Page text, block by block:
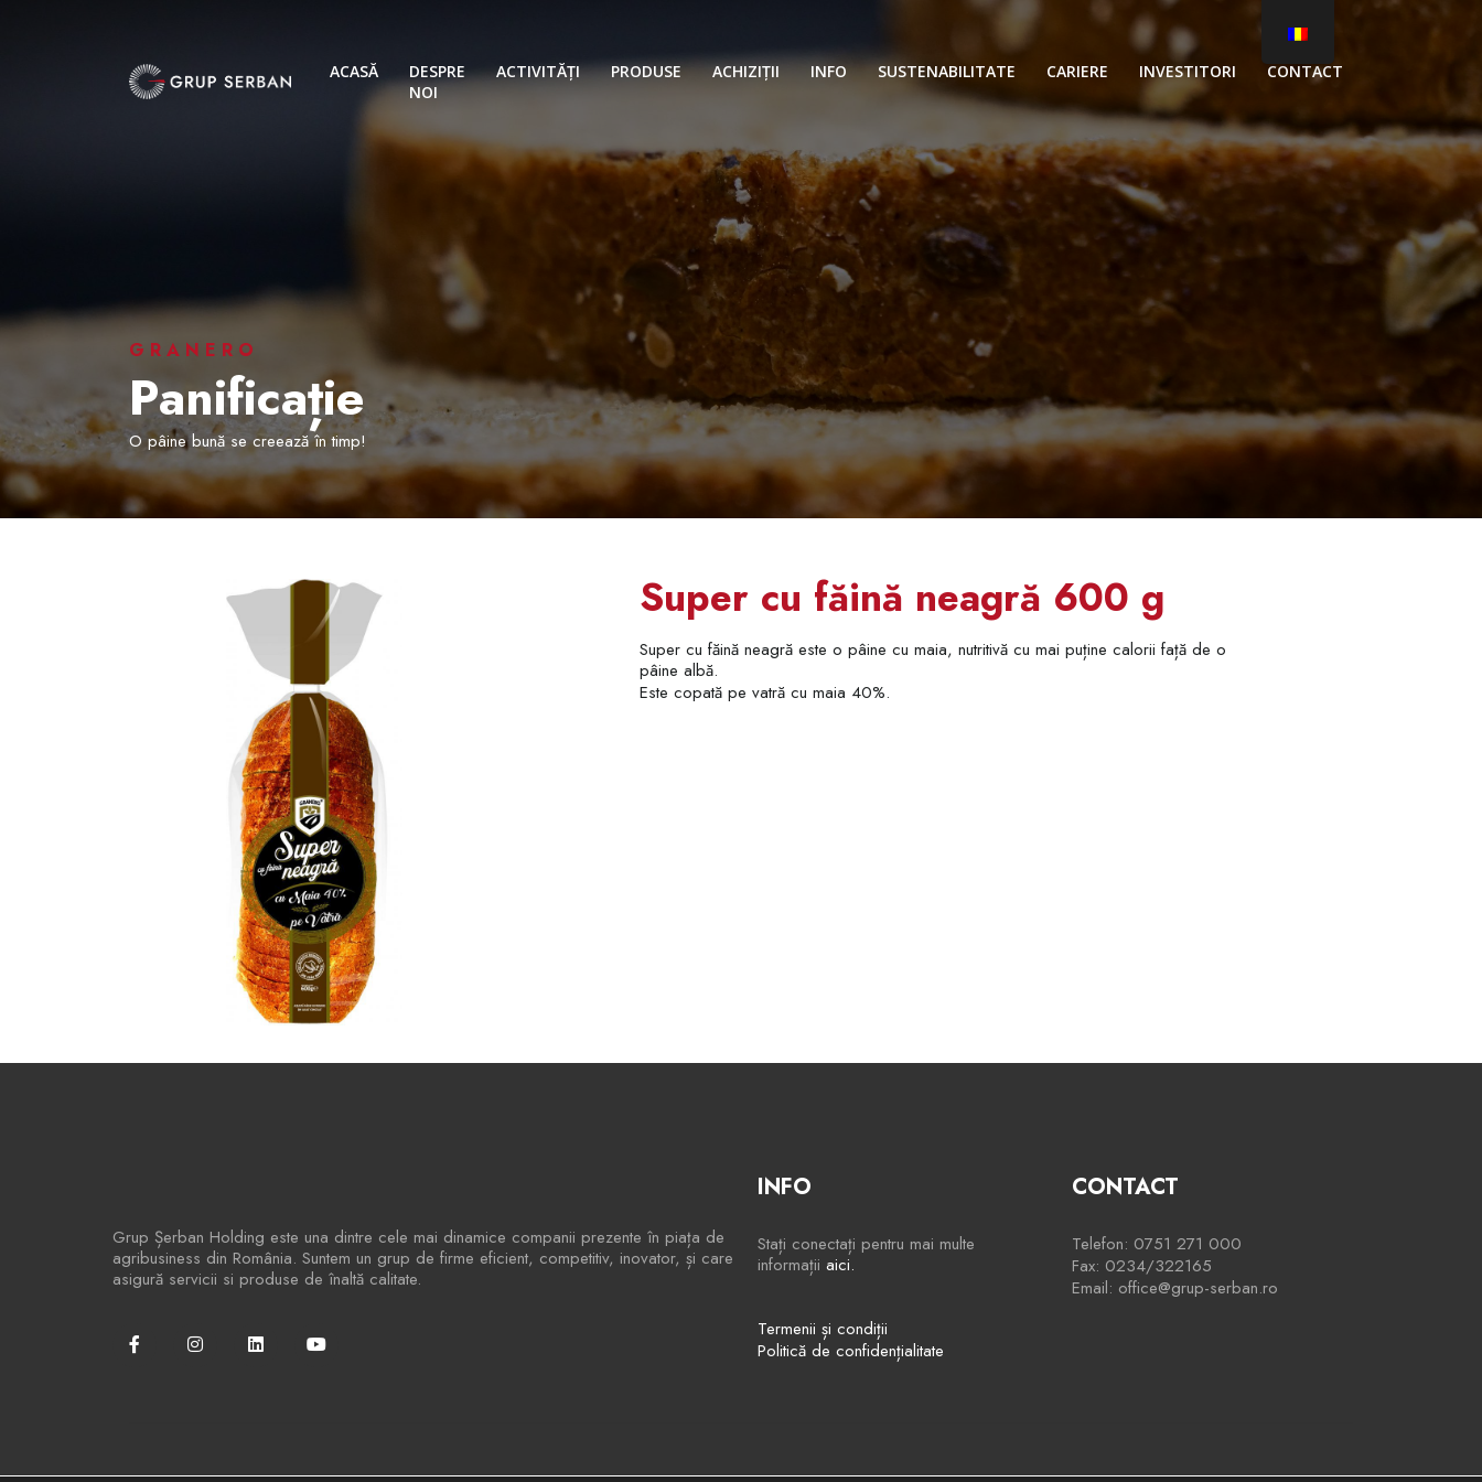
ACASĂ
DESPRE
NOI
ACTIVITĂȚI PRODUSE ACHIZIȚII INFO SUSTENABILITATE CARIERE INVESTITORI CONTACT
GRANERO
Panificație
O pâine bună se creează în timp!
Super cu făină neagră 600 g
Super cu făină neagră este o pâine cu maia, nutritivă cu mai puține calorii față de o
pâine albă.
Este copată pe vatră cu maia 40%.
Grup Șerban Holding este una dintre cele mai dinamice companii prezente în piața de
agribusiness din România. Suntem un grup de firme eficient, competitiv, inovator, și care
asigură servicii si produse de înaltă calitate.
INFO
Stați conectați pentru mai multe
informații aici.
Termenii și condiții
Politică de confidențialitate
CONTACT
Telefon: 0751 271 000
Fax: 0234/322165
Email: office@grup-serban.ro